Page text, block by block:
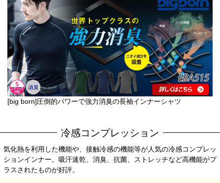
[big born]圧倒的パワーで強力消臭の長袖インナーシャツ
冷感コンプレッション
気化熱を利用した機能や、接触冷感の機能等が人気の冷感コンプレッ
ションインナー。吸汗速乾、消臭、抗菌、ストレッチなど高機能がプ
ラスされたものが好評。